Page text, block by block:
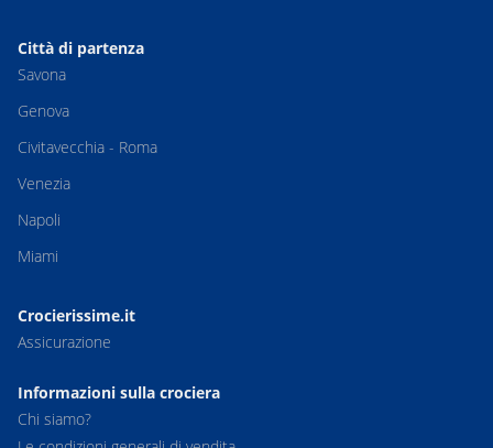
Città di partenza
Savona
Genova
Civitavecchia - Roma
Venezia
Napoli
Miami
Crocierissime.it
Assicurazione
Informazioni sulla crociera
Chi siamo?